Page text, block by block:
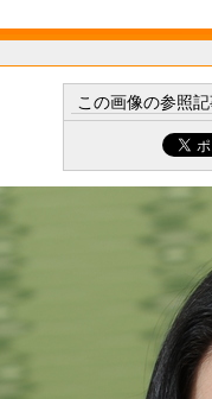
この画像の参照